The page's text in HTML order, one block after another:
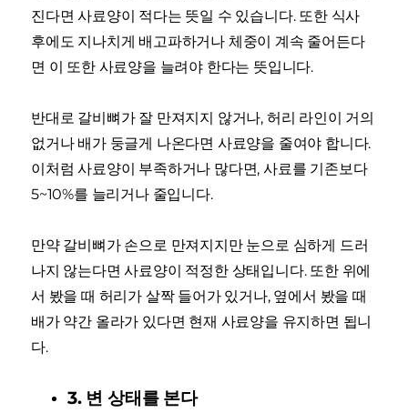
진다면 사료양이 적다는 뜻일 수 있습니다. 또한 식사
후에도 지나치게 배고파하거나 체중이 계속 줄어든다
면 이 또한 사료양을 늘려야 한다는 뜻입니다.
반대로 갈비뼈가 잘 만져지지 않거나, 허리 라인이 거의
없거나 배가 둥글게 나온다면 사료양을 줄여야 합니다.
이처럼 사료양이 부족하거나 많다면, 사료를 기존보다
5~10%를 늘리거나 줄입니다.
만약 갈비뼈가 손으로 만져지지만 눈으로 심하게 드러
나지 않는다면 사료양이 적정한 상태입니다. 또한 위에
서 봤을 때 허리가 살짝 들어가 있거나, 옆에서 봤을 때
배가 약간 올라가 있다면 현재 사료양을 유지하면 됩니
다.
3. 변 상태를 본다